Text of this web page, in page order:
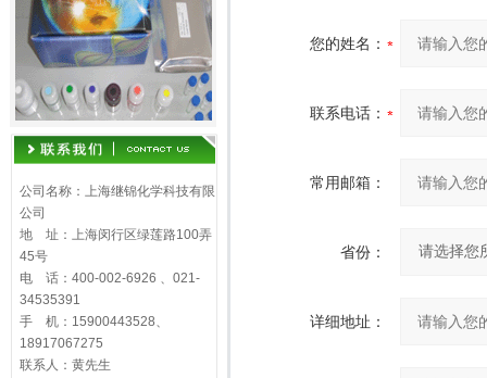
公司名称：上海继锦化学科技有限
公司
地 址：上海闵行区绿莲路100弄
45号
电 话：400-002-6926 、021-
34535391
手 机：15900443528、
18917067275
联系人：黄先生
您的姓名：
联系电话：
常用邮箱：
省份：
详细地址：